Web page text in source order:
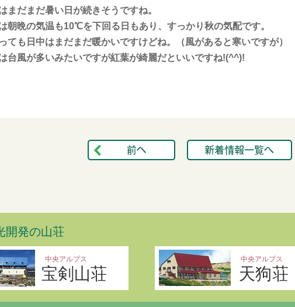
まだまだ暑い日が続きそうですね。
朝晩の気温も10℃を下回る日もあり、すっかり秋の気配です。
ても日中はまだまだ暖かいですけどね。（風があると寒いですが）
台風が多いみたいですが紅葉が綺麗だといいですね!(^^)!
開発の山荘
中央アルプス
宝剣山荘
中央アルプス
天狗荘